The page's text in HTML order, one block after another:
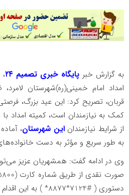
به گزارش خبر پایگاه خبری تصمیم ۲۴
امداد امام خمینی(ره)شهرستان
قربان، تصریح کرد: این عید بزرگ،
کمک به نیازمندان است، کمیته امداد
از شرایط نیازمندان این شهرستان،
به طور سریع و مؤثر به دست خانواده‌های
وی در ادامه گفت: همشهریان عزیز
دستوری ( #7124*8877* ) به این اقدام نیکوکارانه بپیوندند.